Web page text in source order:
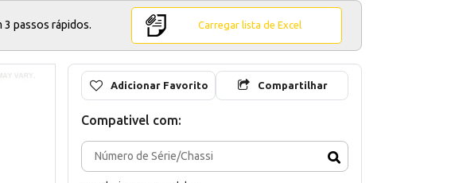
3 passos rápidos. Carregar lista de Excel
Adicionar Favorito Compartilhar
Compativel com: